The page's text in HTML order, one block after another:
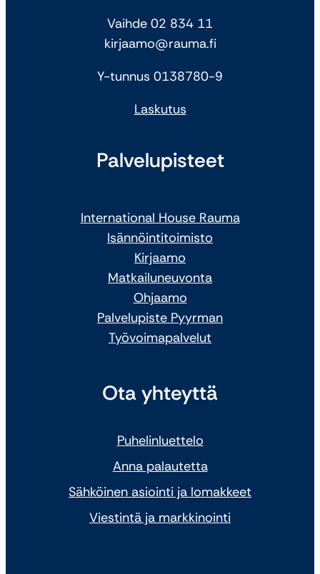
Vaihde 02 834 11
kirjaamo@rauma.fi
Y-tunnus 0138780-9
Laskutus
Palvelupisteet
International House Rauma
Isännöintitoimisto
Kirjaamo
Matkailuneuvonta
Ohjaamo
Palvelupiste Pyyrman
Työvoimapalvelut
Ota yhteyttä
Puhelinluettelo
Anna palautetta
Sähköinen asiointi ja lomakkeet
Viestintä ja markkinointi